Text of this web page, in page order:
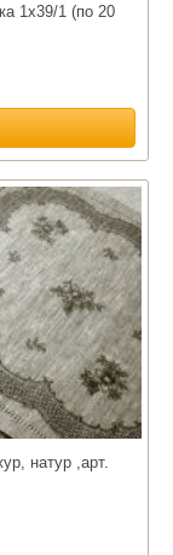
1х39/1 (по 20
натур ,арт.